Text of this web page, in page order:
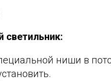
светильник:
ниши в